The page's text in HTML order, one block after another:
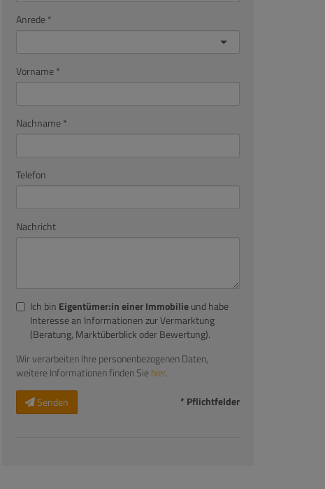
Anrede
Vorname
Nachname
Telefon
Nachricht
Ich bin Eigentümer:in einer Immobilieund habe
Interesse an Informationen zur Vermarktung
(Beratung, Marktüberblick oder Bewertung).
Wir verarbeiten Ihre personenbezogenen Daten,
weitere Informationen finden Siehier.
Senden
* Pflichtfelder